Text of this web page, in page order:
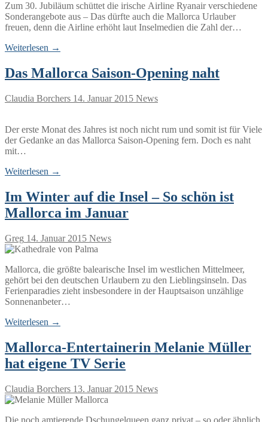
Zum 30. Jubiläum schüttet die irische Airline Ryanair verschiedene
Sonderangebote aus – Das dürfte auch die Mallorca Urlauber
freuen, denn die Airline erhöht laut Inselmedien die Zahl der…
Weiterlesen →
Das Mallorca Saison-Opening naht
Claudia Borchers 14. Januar 2015 News
Der erste Monat des Jahres ist noch nicht rum und somit ist für Viele
der Gedanke an das Mallorca Saison-Opening fern. Doch es naht
mit…
Weiterlesen →
Im Winter auf die Insel – So schön ist
Mallorca im Januar
Greg 14. Januar 2015 News
Mallorca, die größte balearische Insel im westlichen Mittelmeer,
gehört bei den deutschen Urlaubern zu den Lieblingsinseln. Das
Ferienparadies zieht insbesondere in der Hauptsaison unzählige
Sonnenanbeter…
Weiterlesen →
Mallorca-Entertainerin Melanie Müller
hat eigene TV Serie
Claudia Borchers 13. Januar 2015 News
Die noch amtierende Dschungelqueen ganz privat – so oder ähnlich